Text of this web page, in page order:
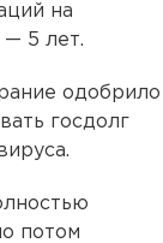
на
5 лет.
одобрило
госдолг
потом